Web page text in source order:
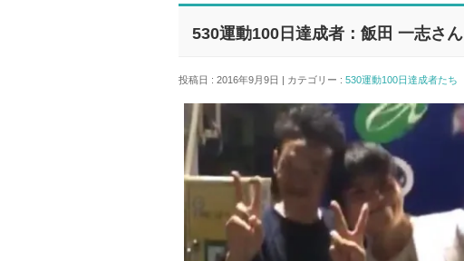
530運動100日達成者：飯田 一志さん
投稿日 : 2016年9月9日 | カテゴリー : 530運動100日達成者たち